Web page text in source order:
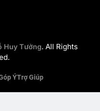
Huy Tưởng. All Rights
ÝTrợ Giúp